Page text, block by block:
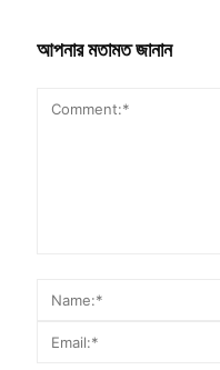
আপনার মতামত জানান